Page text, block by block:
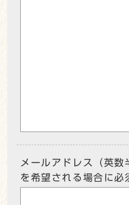
メールアドレス（英
を希望される場合に必